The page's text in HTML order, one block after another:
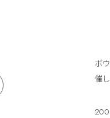
ボ
催